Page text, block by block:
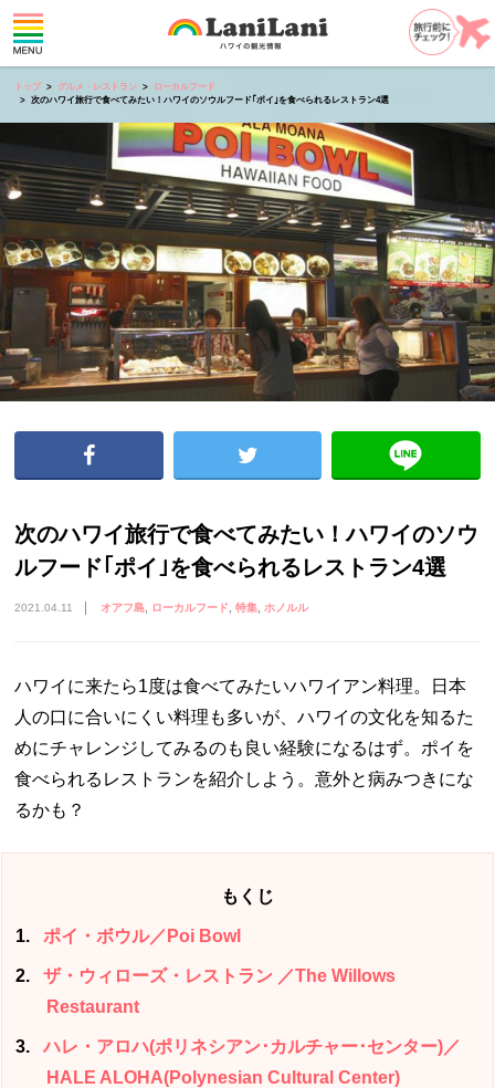
トップ グルメ・レストラン
ローカルフード
次のハワイ旅行で食べてみたい！ハワイのソウルフード｢ポイ｣を食べられるレストラン4選
次のハワイ旅行で食べてみたい！ハワイのソウ
ルフード｢ポイ｣を食べられるレストラン4選
2021.04.11 オアフ島 ローカルフード 特集 ホノルル
ハワイに来たら1度は食べてみたいハワイアン料理。日本
人の口に合いにくい料理も多いが、ハワイの文化を知るた
めにチャレンジしてみるのも良い経験になるはず。ポイを
食べられるレストランを紹介しよう。意外と病みつきにな
るかも？
もくじ
1 ポイ・ボウル／Poi Bowl
2
ザ・ウィローズ・レストラン ／The Willows
Restaurant
3
ハレ・アロハ(ポリネシアン･カルチャー･センター)／
HALE ALOHA(Polynesian Cultural Center)